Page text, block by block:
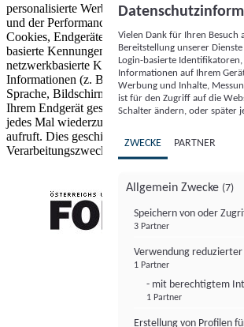
personalisierte Werbung und Inhalte, Messung
und der Performance von Inhalten sowie
Cookies, Endgeräte- oder ähnliche Online-
basierte Kennungen, zufällig generierte
netzwerkbasierte Kennungen) können
Informationen (z. B. Browsertyp und
Sprache, Bildschirmgröße, unterstützte
Ihrem Endgerät gespeichert oder von dort
jedes Mal wiederzuerkennen, wenn es eine App
aufruft. Dies geschieht für einen oder mehrere
Verarbeitungszwecke.
Vielen Dank für Ihren Besuch
Bereitstellung unserer
Login-basierte
Informationen auf Ihrem
Werbung und Inhalte,
ist für den Zugriff auf die
Schalter ändern, oder später
ZWECKE PARTNER
Allgemein Zwecke (7)
Speichern von oder
3 Partner
Verwendung
1 Partner
- mit berechtigtem
1 Partner
Erstellung von Profilen
FONDS professionell